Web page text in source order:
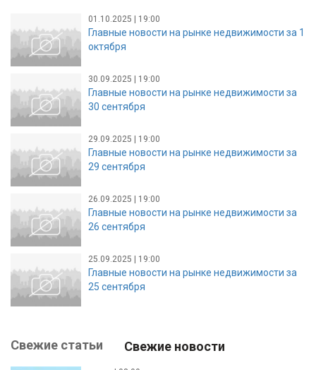
01.10.2025 | 19:00
Главные новости на рынке недвижимости за 1
октября
30.09.2025 | 19:00
Главные новости на рынке недвижимости за
30 сентября
29.09.2025 | 19:00
Главные новости на рынке недвижимости за
29 сентября
26.09.2025 | 19:00
Главные новости на рынке недвижимости за
26 сентября
25.09.2025 | 19:00
Главные новости на рынке недвижимости за
25 сентября
Свежие статьи Свежие новости